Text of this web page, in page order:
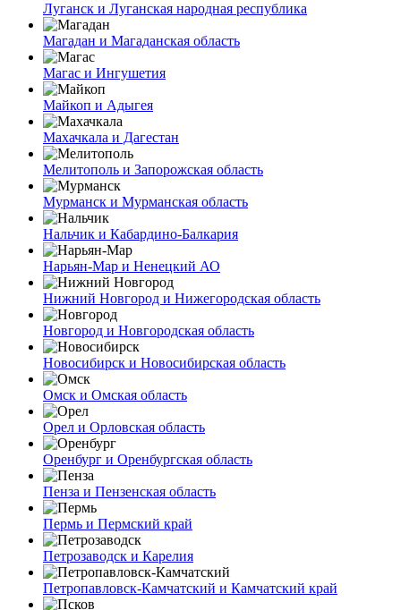
Луганск и Луганская народная республика
Магадан и Магаданская область
Магас и Ингушетия
Майкоп и Адыгея
Махачкала и Дагестан
Мелитополь и Запорожская область
Мурманск и Мурманская область
Нальчик и Кабардино-Балкария
Нарьян-Мар и Ненецкий АО
Нижний Новгород и Нижегородская область
Новгород и Новгородская область
Новосибирск и Новосибирская область
Омск и Омская область
Орел и Орловская область
Оренбург и Оренбургская область
Пенза и Пензенская область
Пермь и Пермский край
Петрозаводск и Карелия
Петропавловск-Камчатский и Камчатский край